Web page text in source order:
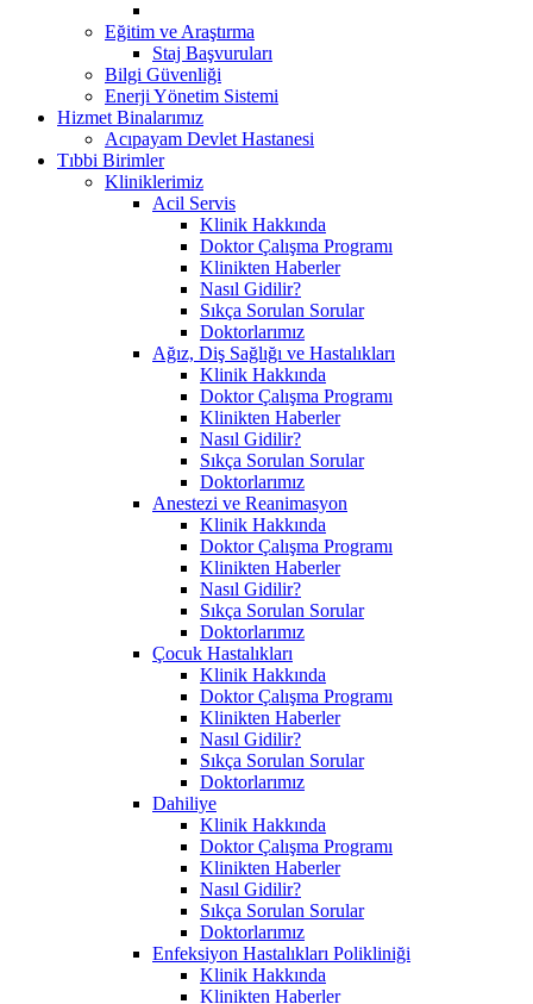
Eğitim ve Araştırma
Staj Başvuruları
Bilgi Güvenliği
Enerji Yönetim Sistemi
Hizmet Binalarımız
Acıpayam Devlet Hastanesi
Tıbbi Birimler
Kliniklerimiz
Acil Servis
Klinik Hakkında
Doktor Çalışma Programı
Klinikten Haberler
Nasıl Gidilir?
Sıkça Sorulan Sorular
Doktorlarımız
Ağız, Diş Sağlığı ve Hastalıkları
Klinik Hakkında
Doktor Çalışma Programı
Klinikten Haberler
Nasıl Gidilir?
Sıkça Sorulan Sorular
Doktorlarımız
Anestezi ve Reanimasyon
Klinik Hakkında
Doktor Çalışma Programı
Klinikten Haberler
Nasıl Gidilir?
Sıkça Sorulan Sorular
Doktorlarımız
Çocuk Hastalıkları
Klinik Hakkında
Doktor Çalışma Programı
Klinikten Haberler
Nasıl Gidilir?
Sıkça Sorulan Sorular
Doktorlarımız
Dahiliye
Klinik Hakkında
Doktor Çalışma Programı
Klinikten Haberler
Nasıl Gidilir?
Sıkça Sorulan Sorular
Doktorlarımız
Enfeksiyon Hastalıkları Polikliniği
Klinik Hakkında
Klinikten Haberler